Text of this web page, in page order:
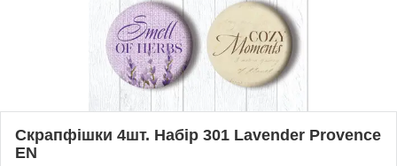
Скрапфішки 4шт. Набір 301 Lavender Provence
EN